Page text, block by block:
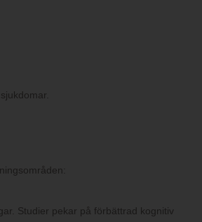
Studier pekar på förbättrad kognitiv